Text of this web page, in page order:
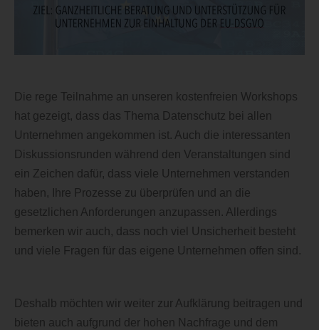
Die rege Teilnahme an unseren kostenfreien Workshops
hat gezeigt, dass das Thema Datenschutz bei allen
Unternehmen angekommen ist. Auch die interessanten
Diskussionsrunden während den Veranstaltungen sind
ein Zeichen dafür, dass viele Unternehmen verstanden
haben, Ihre Prozesse zu überprüfen und an die
gesetzlichen Anforderungen anzupassen. Allerdings
bemerken wir auch, dass noch viel Unsicherheit besteht
und viele Fragen für das eigene Unternehmen offen sind.
Deshalb möchten wir weiter zur Aufklärung beitragen und
bieten auch aufgrund der hohen Nachfrage und dem